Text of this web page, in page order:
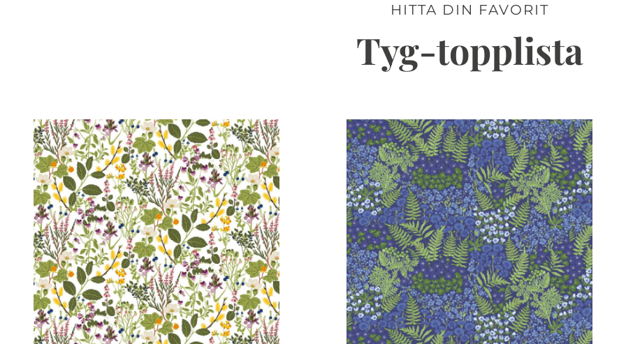
HITTA DIN FAVORIT
Tyg-topplista